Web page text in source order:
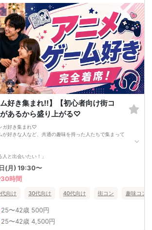
ム好き集まれ!!】【初心者向け街コ
あるから盛り上がる♡
ガ好き集まれ♡
が好きな人など、共通の趣味を持った人たちで集まって
人と出会いたい！」
りたい！」
ーーーー●
の方がなんと8割以上と多数！！！
るよう完全着席形式になっております♪
(月) 19:30〜
時間
向け 30代向け 40代向け 街コン 趣味コン
25〜42歳 500円
25〜42歳 4,500円